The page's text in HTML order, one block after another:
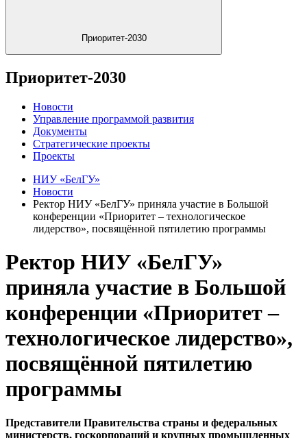
Приоритет-2030
Приоритет-2030
Новости
Управление программой развития
Документы
Стратегические проекты
Проекты
НИУ «БелГУ»
Новости
Ректор НИУ «БелГУ» приняла участие в Большой
конференции «Приоритет – технологическое
лидерство», посвящённой пятилетию программы
Ректор НИУ «БелГУ»
приняла участие в Большой
конференции «Приоритет –
технологическое лидерство»,
посвящённой пятилетию
программы
Представители Правительства страны и федеральных
министерств, госкорпораций и крупных промышленных